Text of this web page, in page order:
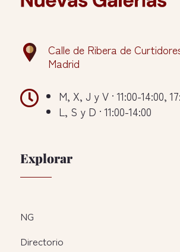
Calle de Ribera de
Madrid

M, X, J y V · 11:00-14:00,
L, S y D · 11:00-14:00
Explorar
NG
Directorio